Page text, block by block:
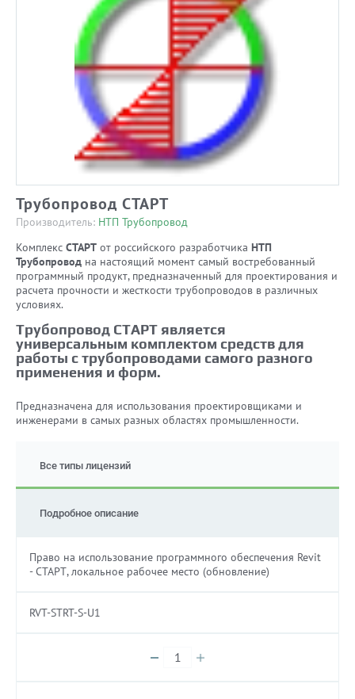
Трубопровод СТАРТ
Производитель: НТП Трубопровод
Комплекс СТАРТ от российского разработчика НТП
Трубопровод на настоящий момент самый востребованный
программный продукт, предназначенный для проектирования и
расчета прочности и жесткости трубопроводов в различных
условиях.
Трубопровод СТАРТ является
универсальным комплектом средств для
работы с трубопроводами самого разного
применения и форм.
Предназначена для использования проектировщиками и
инженерами в самых разных областях промышленности.
Все типы лицензий
Подробное описание
Право на использование программного обеспечения Revit
- СТАРТ, локальное рабочее место (обновление)
RVT-STRT-S-U1